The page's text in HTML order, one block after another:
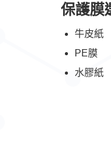
保護膜
牛皮紙
PE膜
水膠紙